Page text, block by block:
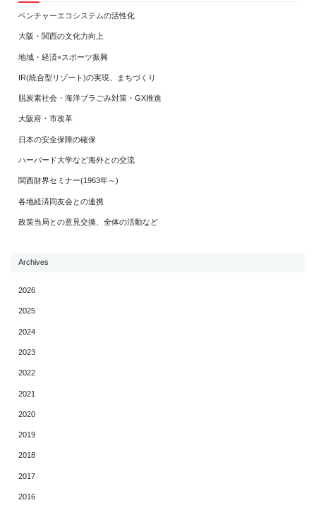
ベンチャーエコシステムの活性化
大阪・関西の文化力向上
地域・経済×スポーツ振興
IR(統合型リゾート)の実現、まちづくり
脱炭素社会・海洋プラごみ対策・GX推進
大阪府・市改革
日本の安全保障の確保
ハーバード大学など海外との交流
関西財界セミナー(1963年～)
各地経済同友会との連携
政策当局との意見交換、全体の活動など
Archives
2026
2025
2024
2023
2022
2021
2020
2019
2018
2017
2016